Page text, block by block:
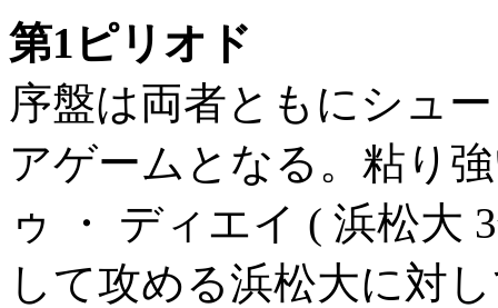
第1ピリオド
序盤は両者ともにシュ
アゲームとなる。粘り
ゥ ・ ディエイ ( 浜松大
して攻める浜松大に対